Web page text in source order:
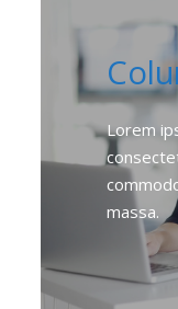
Lorem
massa.